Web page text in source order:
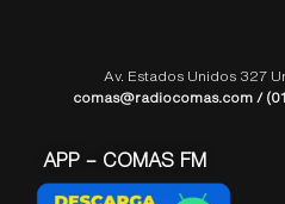
Av. Estados Unidos 327
comas@radiocomas.com /
APP – COMAS FM